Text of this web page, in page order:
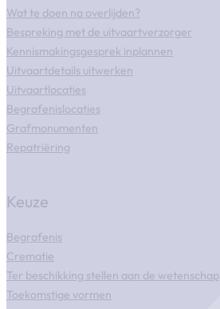
Wat te doen na overlijden?
Bespreking met de uitvaartverzorger
Kennismakingsgesprek inplannen
Uitvaartdetails uitwerken
Uitvaartlocaties
Begrafenislocaties
Grafmonumenten
Repatriëring
Keuze
Begrafenis
Crematie
Ter beschikking stellen aan de wetenschap
Toekomstige vormen